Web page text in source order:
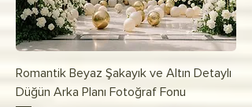
Romantik Beyaz Şakayık ve Altın Detaylı
Düğün Arka Planı Fotoğraf Fonu